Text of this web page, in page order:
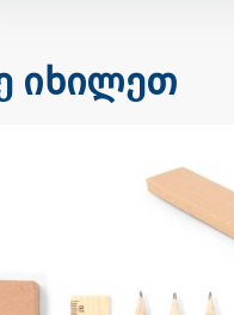
იხილეთ